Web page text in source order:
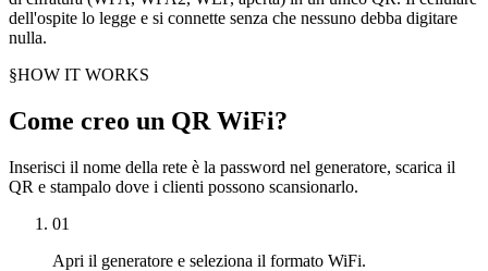
dell'ospite lo legge e si connette senza che nessuno debba digitare
nulla.
§HOW IT WORKS
Come creo un QR WiFi?
Inserisci il nome della rete è la password nel generatore, scarica il
QR e stampalo dove i clienti possono scansionarlo.
01
Apri il generatore e seleziona il formato WiFi.